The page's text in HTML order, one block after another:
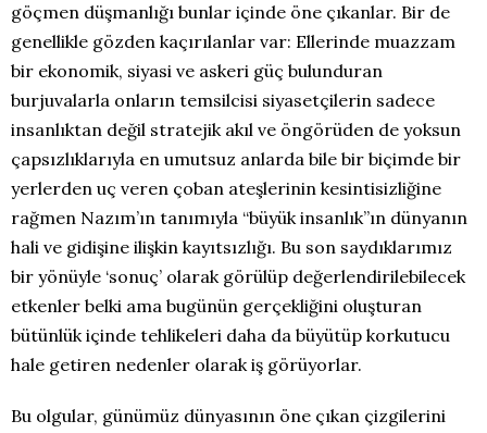
göçmen düşmanlığı bunlar içinde öne çıkanlar. Bir de
genellikle gözden kaçırılanlar var: Ellerinde muazzam
bir ekonomik, siyasi ve askeri güç bulunduran
burjuvalarla onların temsilcisi siyasetçilerin sadece
insanlıktan değil stratejik akıl ve öngörüden de yoksun
çapsızlıklarıyla en umutsuz anlarda bile bir biçimde bir
yerlerden uç veren çoban ateşlerinin kesintisizliğine
rağmen Nazım’ın tanımıyla “büyük insanlık”ın dünyanın
hali ve gidişine ilişkin kayıtsızlığı. Bu son saydıklarımız
bir yönüyle ‘sonuç’ olarak görülüp değerlendirilebilecek
etkenler belki ama bugünün gerçekliğini oluşturan
bütünlük içinde tehlikeleri daha da büyütüp korkutucu
hale getiren nedenler olarak iş görüyorlar.
Bu olgular, günümüz dünyasının öne çıkan çizgilerini